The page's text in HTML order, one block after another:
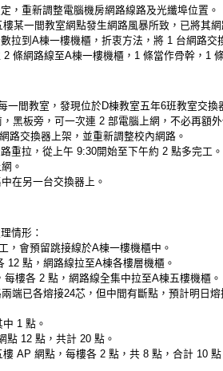
，重新調整電腦機房網路線路及光纖埠位置。
某一間教室網點發生網路風暴所致，已將其
拉到A棟一樓機櫃，折衷方法，將 1 台網路
條網路線至A棟一樓機櫃，1 條當作骨幹，1
間教室，發現位於D棟教室五年6班教室交
黑板旁，可一次連 2 部電腦上網，不必再額
路交換器上架，並重新調整校內網路。
重拉，從上午 9:30開始至下午約 2 點多完工。
。
在另一台交換器上。
情形：
，會預留跳接線於A棟一樓機櫃中。
12 點，網路線拉至A棟各樓層機櫃。
樓各 2 點，網路線全集中拉至A棟五樓機櫃。
端已各熔接24芯，但中間有斷點，預計明日熔
1 點。
點 12 點，共計 20 點。
AP 網點，每樓各 2 點，共 8 點，合計 10